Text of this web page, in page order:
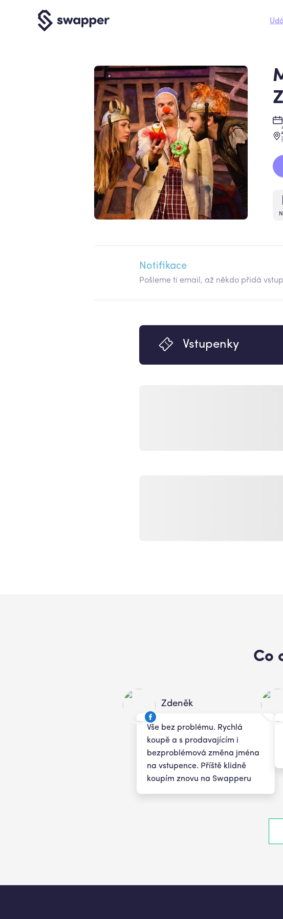
Notifikace
Pošleme ti email, až někdo přidá
Vstupenky
Co
Zdeněk
Vše bez problému. Rychlá
koupě a s prodavajícím i
bezproblémová změna jména
na vstupence. Příště klidně
koupím znovu na Swapperu